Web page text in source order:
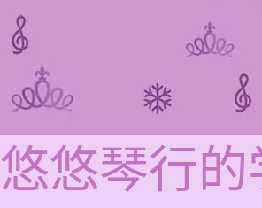
悠琴行